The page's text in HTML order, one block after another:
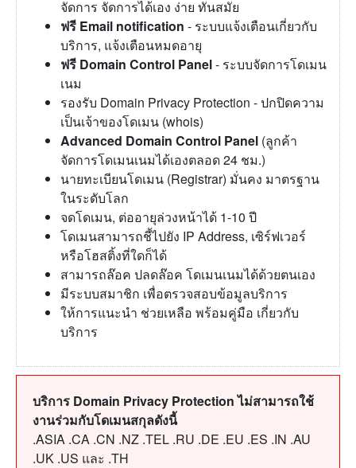
จัดการ จัดการได้เอง ง่าย ทันสมัย
ฟรี Email notification - ระบบแจ้งเตือนเกี่ยวกับ
บริการ, แจ้งเตือนหมดอายุ
ฟรี Domain Control Panel- ระบบจัดการโดเมน
เนม
รองรับ Domain Privacy Protection - ปกปิดความ
เป็นเจ้าของโดเมน (whois)
Advanced Domain Control Panel (ลูกค้า
จัดการโดเมนเนมได้เองตลอด 24 ชม.)
นายทะเบียนโดเมน (Registrar) มั่นคง มาตรฐาน
ในระดับโลก
จดโดเมน, ต่ออายุล่วงหน้าได้ 1-10 ปี
โดเมนสามารถชี้ไปยัง IP Address, เซิร์ฟเวอร์
หรือโฮสติ้งที่ใดก็ได้
สามารถล๊อค ปลดล๊อค โดเมนเนมได้ด้วยตนเอง
มีระบบสมาชิก เพื่อตรวจสอบข้อมูลบริการ
ให้การแนะนำ ช่วยเหลือ พร้อมคู่มือ เกี่ยวกับ
บริการ
บริการ Domain Privacy Protection ไม่สามารถใช้
งานร่วมกับโดเมนสกุลดังนี้
.ASIA .CA .CN .NZ .TEL .RU .DE .EU .ES .IN .AU
.UK .US และ .TH